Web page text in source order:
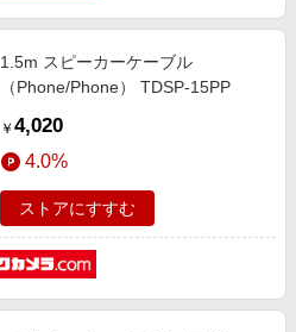
1.5m スピーカーケーブル
（Phone/Phone） TDSP-15PP
￥ 4,020
4.0%
ストアにすすむ